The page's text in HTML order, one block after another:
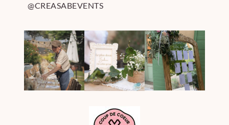
@CREASABEVENTS